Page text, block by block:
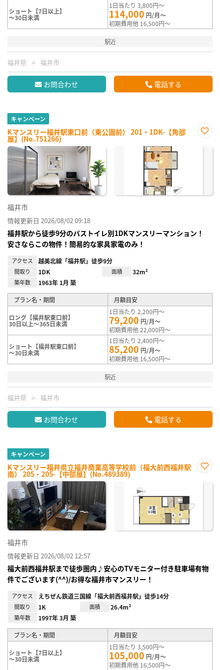
ショート【7日以上】
～30日未満
1日当たり 3,800円～
114,000 円/月～
初期費用他 16,500円～
駅近
福井県 福井市
お問合わせ 電話する
キャンペーン
Kマンスリー福井駅東口前（東公園前） 201・1DK-【角部
屋】(No.751266)
に入
福井市
情報更新日 2026/08/02 09:18
福井駅から徒歩9分のバストイレ別1DKマンスリーマンション！
安さならこの物件！簡易的な家具家電のみ！
アクセス 越美北線「福井駅」徒歩9分
間取り 1DK 面積 32m²
築年数 1963年 1月 築
プラン名・期間 月額目安
ロング【福井駅東口前】
30日以上～365日未満
1日当たり 2,200円～
79,200 円/月～
初期費用他 22,000円～
ショート【福井駅東口前】
～30日未満
1日当たり 2,400円～
85,200 円/月～
初期費用他 16,500円～
駅近
福井県 福井市
お問合わせ 電話する
キャンペーン
Kマンスリー福井県立福井商業高等学校前（福大前西福井駅
南） 205・205-【中部屋】(No.489389)
に入
福井市
情報更新日 2026/08/02 12:57
福大前西福井駅まで徒歩圏内♪安心のTVモニター付き駐車場有物
件でございます(^^)/お得な福井市マンスリー！
アクセス えちぜん鉄道三国線「福大前西福井駅」徒歩14分
間取り 1K 面積 26.4m²
築年数 1997年 3月 築
プラン名・期間 月額目安
ショート【7日以上】
～30日未満
1日当たり 3,500円～
105,000 円/月～
初期費用他 16,500円～